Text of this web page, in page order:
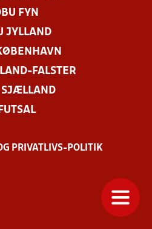
FYN
JYLLAND
FALSTER
SJÆLLAND
FUTSAL
PRIVATLIVS-POLITIK